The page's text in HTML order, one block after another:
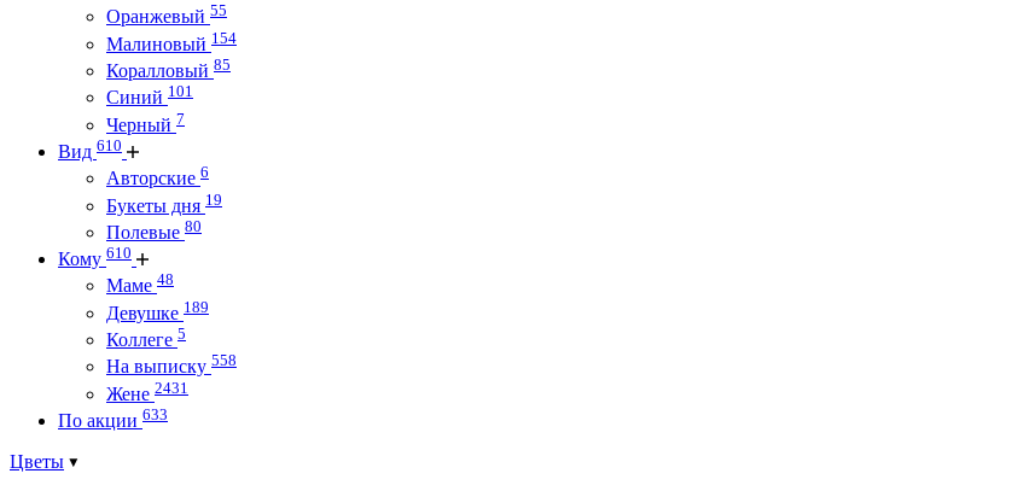
Оранжевый 55
Малиновый 154
Коралловый 85
Синий 101
Черный 7
Вид 610
Авторские 6
Букеты дня 19
Полевые 80
Кому 610
Маме 48
Девушке 189
Коллеге 5
На выписку 558
Жене 2431
По акции 633
Цветы